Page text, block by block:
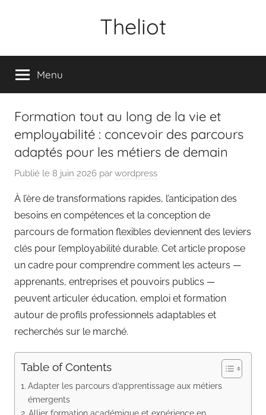
Theliot
Menu
Formation tout au long de la vie et
employabilité : concevoir des parcours
adaptés pour les métiers de demain
Publié le 8 juin 2026 par wordpress
À l’ère de transformations rapides, l’anticipation des
besoins en compétences et la conception de
parcours de formation flexibles deviennent des leviers
clés pour l’employabilité durable. Cet article propose
un cadre pour comprendre comment les acteurs —
apprenants, entreprises et pouvoirs publics —
peuvent articuler éducation, emploi et formation
autour de profils professionnels adaptables et
recherchés sur le marché.
Table of Contents
Adapter les parcours d’apprentissage aux métiers
émergents
Allier formation académique et expérience en